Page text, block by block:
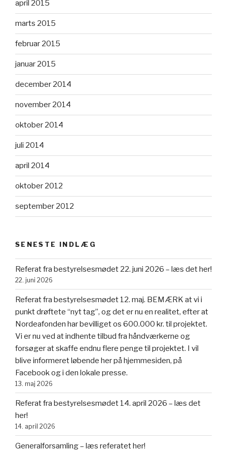
april 2015
marts 2015
februar 2015
januar 2015
december 2014
november 2014
oktober 2014
juli 2014
april 2014
oktober 2012
september 2012
SENESTE INDLÆG
Referat fra bestyrelsesmødet 22. juni 2026 – læs det her!
22. juni 2026
Referat fra bestyrelsesmødet 12. maj. BEMÆRK at vi i
punkt drøftete “nyt tag”, og det er nu en realitet, efter at
Nordeafonden har bevilliget os 600.000 kr. til projektet.
Vi er nu ved at indhente tilbud fra håndværkerne og
forsøger at skaffe endnu flere penge til projektet. I vil
blive informeret løbende her på hjemmesiden, på
Facebook og i den lokale presse.
13. maj 2026
Referat fra bestyrelsesmødet 14. april 2026 – læs det
her!
14. april 2026
Generalforsamling – læs referatet her!